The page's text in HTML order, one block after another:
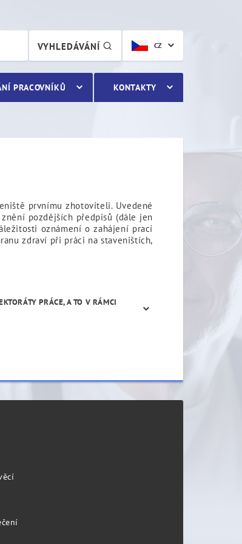
CZ
VYHLEDÁVÁNÍ
PRACOVNÍKŮ KONTAKTY
prvnímu zhotoviteli. Uvedené
pozdějších předpisů (dále jen
oznámení o zahájení prací
zdraví při práci na staveništích,
PRÁCE, A TO V RÁMCI